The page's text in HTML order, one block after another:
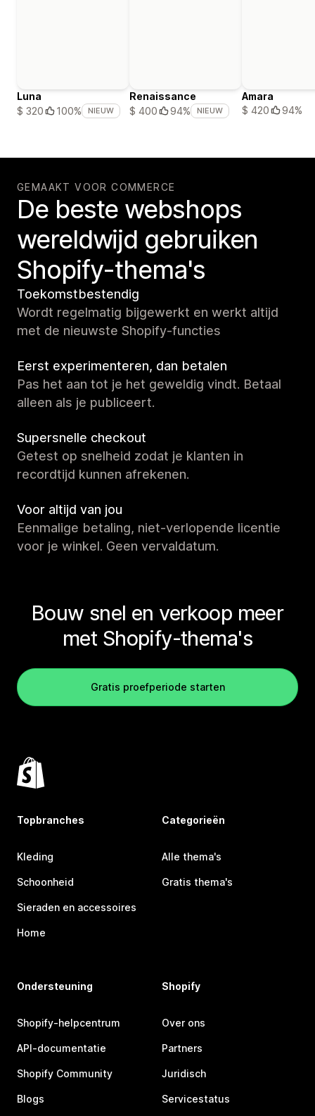
Luna
$ 320
100% NIEUW
Renaissance
$ 400
94% NIEUW
Amara
$ 420
94%
GEMAAKT VOOR COMMERCE
De beste webshops
wereldwijd gebruiken
Shopify-thema's
Toekomstbestendig
Wordt regelmatig bijgewerkt en werkt altijd
met de nieuwste Shopify-functies
Eerst experimenteren, dan betalen
Pas het aan tot je het geweldig vindt. Betaal
alleen als je publiceert.
Supersnelle checkout
Getest op snelheid zodat je klanten in
recordtijd kunnen afrekenen.
Voor altijd van jou
Eenmalige betaling, niet-verlopende licentie
voor je winkel. Geen vervaldatum.
Bouw snel en verkoop meer
met Shopify-thema's
Gratis proefperiode starten
Topbranches
Kleding
Schoonheid
Sieraden en accessoires
Home
Categorieën
Alle thema's
Gratis thema's
Ondersteuning
Shopify-helpcentrum
API-documentatie
Shopify Community
Blogs
Shopify
Over ons
Partners
Juridisch
Servicestatus